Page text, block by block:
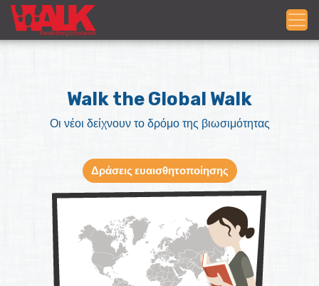
Walk the Global Walk
Οι νέοι δείχνουν το δρόμο της βιωσιμότητας
Δράσεις ευαισθητοποίησης